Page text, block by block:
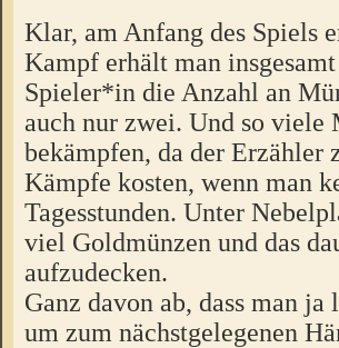
Klar, am Anfang des Spiels
Kampf erhält man
Spieler*in die Anzahl an
auch nur zwei. Und so viele
bekämpfen, da der Erzähler
Kämpfe kosten, wenn man
Tagesstunden. Unter
viel Goldmünzen und das
aufzudecken.
Ganz davon ab, dass man
um zum nächstgelegenen